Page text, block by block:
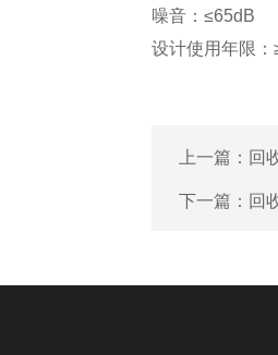
噪音： ≤65dB
设计使用年限：
上一篇： 回
下一篇： 回